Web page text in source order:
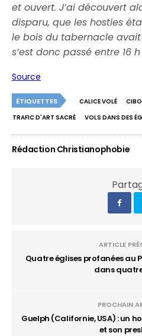
et ouvert. J’ai découvert
disparu, que les hosties
le bois du tabernacle
s’est donc passé entre 16
Source
ÉTIQUETTES CALICE VOLÉ
TRAFIC D'ART SACRÉ
VOLS DANS DES
Rédaction Christianophobie
ARTICLE
Quatre églises profanées au
dans
PROCHAIN
Guelph (Californie, USA) : un
et son